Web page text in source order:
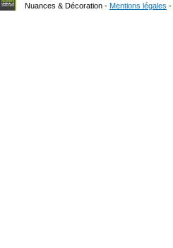
Nuances & Décoration - Mentions légales -